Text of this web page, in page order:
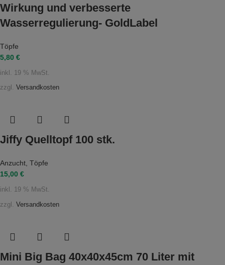
Wirkung und verbesserte
Wasserregulierung- GoldLabel
Töpfe
5,80 €
inkl. 19 % MwSt.
zzgl. Versandkosten
Jiffy Quelltopf 100 stk.
Anzucht, Töpfe
15,00 €
inkl. 19 % MwSt.
zzgl. Versandkosten
Mini Big Bag 40x40x45cm 70 Liter mit